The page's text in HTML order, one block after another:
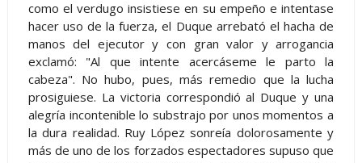
como el verdugo insistiese en su empeño e intentase
hacer uso de la fuerza, el Duque arrebató el hacha de
manos del ejecutor y con gran valor y arrogancia
exclamó: "Al que intente acercáseme le parto la
cabeza". No hubo, pues, más remedio que la lucha
prosiguiese. La victoria correspondió al Duque y una
alegría incontenible lo substrajo por unos momentos a
la dura realidad. Ruy López sonreía dolorosamente y
más de uno de los forzados espectadores supuso que